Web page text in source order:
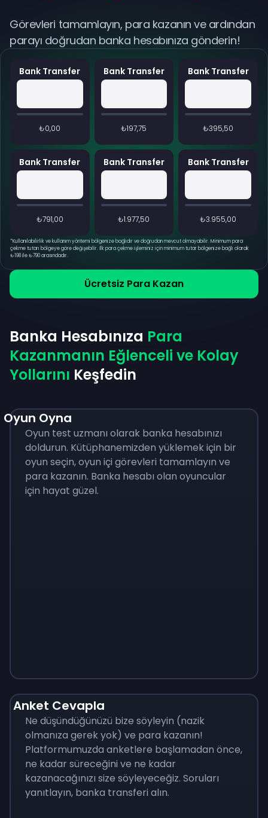
Ücretsiz Para Kazan
Bank Transfer
₺0,00
Bank Transfer
₺197,75
Bank Transfer
₺395,50
Bank Transfer
₺791,00
Bank Transfer
₺1.977,50
Bank Transfer
₺3.955,00
*Kullanılabilirlik ve kullanım yöntemi bölgenize bağlıdır ve doğrudan mevcut olmayabilir. Minimum para
çekme tutarı bölgeye göre değişebilir. İlk para çekme işleminiz için minimum tutar bölgenize bağlı olarak
₺198 ile ₺790 arasındadır.
Görevleri tamamlayın, para kazanın ve ardından
parayı doğrudan banka hesabınıza gönderin!
Banka Hesabınıza Para
Kazanmanın Eğlenceli ve Kolay
Yollarını Keşfedin
Oyun Oyna
Oyun test uzmanı olarak banka hesabınızı
doldurun. Kütüphanemizden yüklemek için bir
oyun seçin, oyun içi görevleri tamamlayın ve
para kazanın. Banka hesabı olan oyuncular
için hayat güzel.
Anket Cevapla
Ne düşündüğünüzü bize söyleyin (nazik
olmanıza gerek yok) ve para kazanın!
Platformumuzda anketlere başlamadan önce,
ne kadar süreceğini ve ne kadar
kazanacağınızı size söyleyeceğiz. Soruları
yanıtlayın, banka transferi alın.